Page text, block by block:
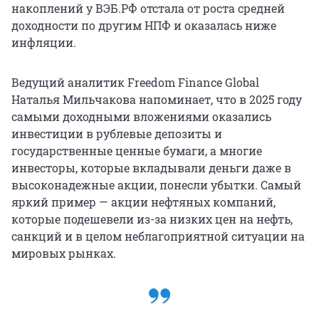
накоплений у ВЭБ.РФ отстала от роста средней
доходности по другим НПФ и оказалась ниже
инфляции.
Ведущий аналитик Freedom Finance Global
Наталья Мильчакова напоминает, что в 2025 году
самыми доходными вложениями оказались
инвестиции в рублевые депозиты и
государственные ценные бумаги, а многие
инвесторы, которые вкладывали деньги даже в
высоконадежные акции, понесли убытки. Самый
яркий пример — акции нефтяных компаний,
которые подешевели из-за низких цен на нефть,
санкций и в целом неблагоприятной ситуации на
мировых рынках.